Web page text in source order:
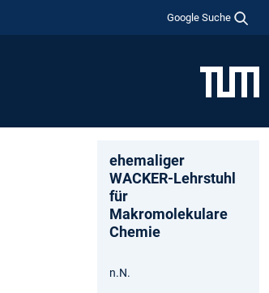
Google Suche
ehemaliger
WACKER-Lehrstuhl
für
Makromolekulare
Chemie
n.N.